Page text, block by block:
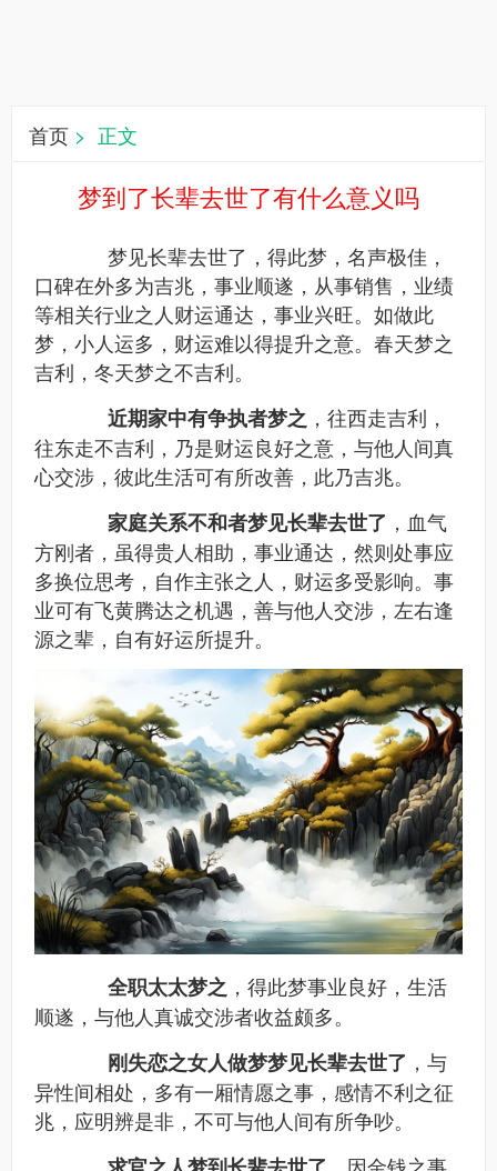
首页 > 正文
梦到了长辈去世了有什么意义吗
梦见长辈去世了，得此梦，名声极佳，
口碑在外多为吉兆，事业顺遂，从事销售，业绩
等相关行业之人财运通达，事业兴旺。如做此
梦，小人运多，财运难以得提升之意。春天梦之
吉利，冬天梦之不吉利。
近期家中有争执者梦之 ，往西走吉利，
往东走不吉利，乃是财运良好之意，与他人间真
心交涉，彼此生活可有所改善，此乃吉兆。
家庭关系不和者梦见长辈去世了 ，血气
方刚者，虽得贵人相助，事业通达，然则处事应
多换位思考，自作主张之人，财运多受影响。事
业可有飞黄腾达之机遇，善与他人交涉，左右逢
源之辈，自有好运所提升。
全职太太梦之 ，得此梦事业良好，生活
顺遂，与他人真诚交涉者收益颇多。
刚失恋之女人做梦梦见长辈去世了 ，与
异性间相处，多有一厢情愿之事，感情不利之征
兆，应明辨是非，不可与他人间有所争吵。